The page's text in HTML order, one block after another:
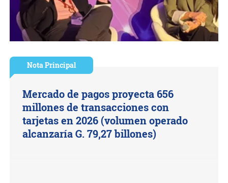
Nota Principal
Mercado de pagos proyecta 656
millones de transacciones con
tarjetas en 2026 (volumen operado
alcanzaría G. 79,27 billones)